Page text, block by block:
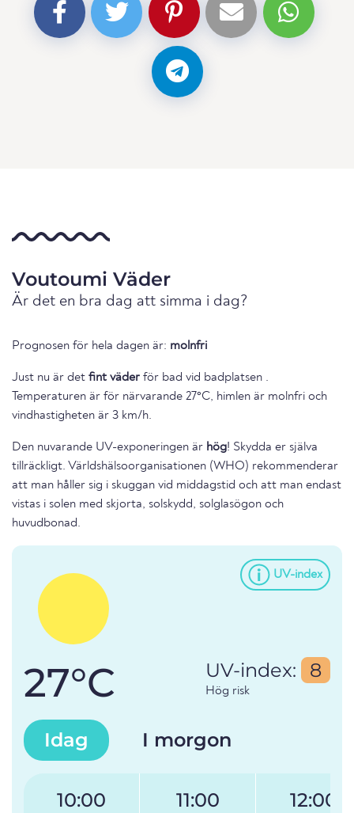
Voutoumi Väder
Är det en bra dag att simma i dag?
Prognosen för hela dagen är: molnfri
Just nu är det fint väder för bad vid badplatsen .
Temperaturen är för närvarande 27°C, himlen är molnfri och
vindhastigheten är 3 km/h.
Den nuvarande UV-exponeringen är hög! Skydda er själva
tillräckligt. Världshälsoorganisationen (WHO) rekommenderar
att man håller sig i skuggan vid middagstid och att man endast
vistas i solen med skjorta, solskydd, solglasögon och
huvudbonad.
UV-index
27°C UV-index: 8
Hög risk
Idag I morgon
10:00 11:00 12:00